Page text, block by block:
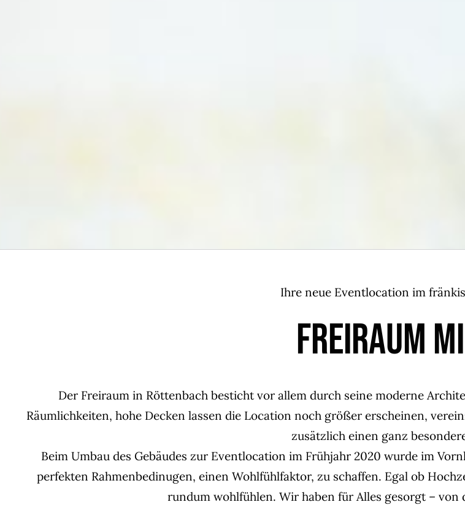
Ihre neue Eventlocation im
FREIRAUM
Der Freiraum in Röttenbach besticht vor allem durch seine moderne
Räumlichkeiten, hohe Decken lassen die Location noch größer erscheinen,
zusätzlich einen ganz
Beim Umbau des Gebäudes zur Eventlocation im Frühjahr 2020 wurde im
perfekten Rahmenbedinugen, einen Wohlfühlfaktor, zu schaffen. Egal ob
rundum wohlfühlen. Wir haben für Alles gesorgt – von